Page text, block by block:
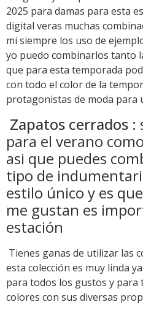
2025 para damas para esta
digital veras muchas
mi siempre los uso de
yo puedo combinarlos tanto
que para esta temporada
con todo el color de la
protagonistas de moda para
Zapatos cerrados :
para el verano
asi que puedes
tipo de
estilo único y es
me gustan es
estación
Tienes ganas de utilizar las
esta colección es muy linda
para todos los gustos y para
colores con sus diversas